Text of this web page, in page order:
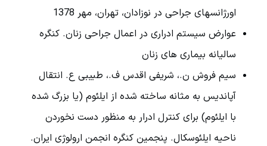
اورژانسهای جراحی در نوزادان، تهران، مهر 1378
عوارض سیستم ادراری در اعمال جراحی زنان. کنگره
سالیانه بیماری های زنان
سیم فروش ن.، شریفی اقدس ف.، طبیبی ع. انتقال
آپاندیس به مثانه ساخته شده از ایلئوم (یا بزرگ شده
با ایلئوم) برای کنترل ادرار به منظور دست نخوردن
ناحیه ایلئوسکال. پنجمین کنگره انجمن ارولوژی ایران.